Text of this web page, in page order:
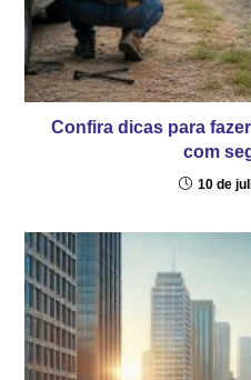
Confira dicas para
com
10 de